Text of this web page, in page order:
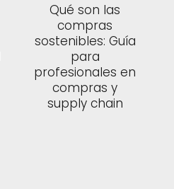
Qué son las
compras
sostenibles: Guía
para
profesionales en
compras y
supply chain